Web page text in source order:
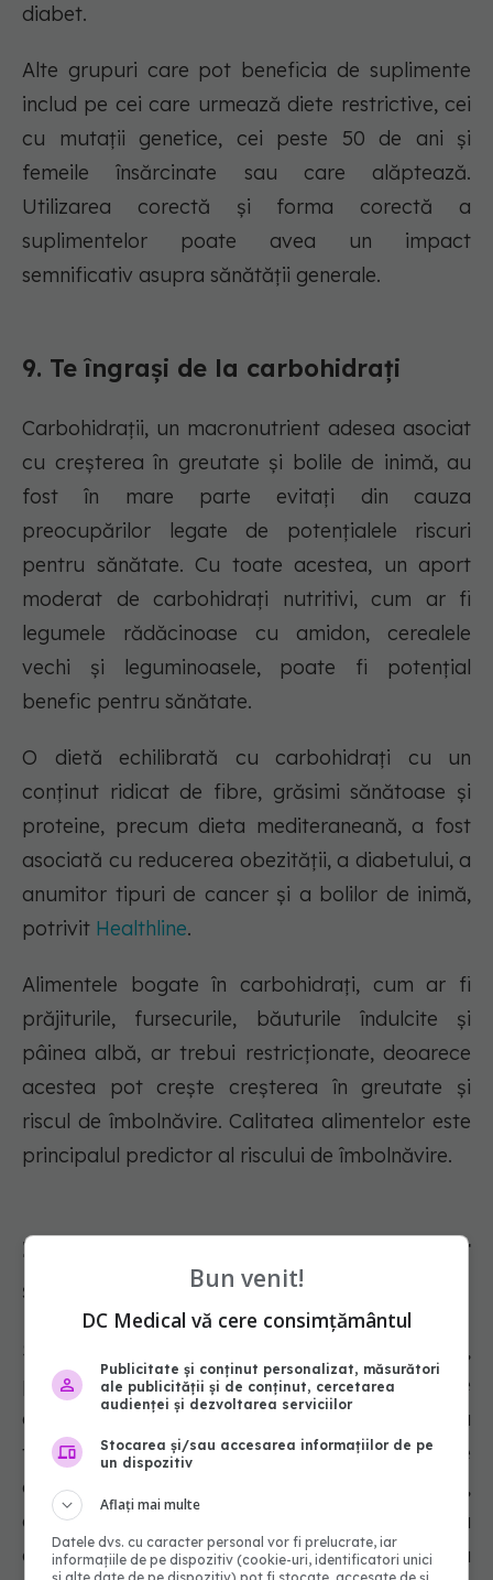
diabet.
Alte grupuri care pot beneficia de suplimente
includ pe cei care urmează diete restrictive, cei
cu mutații genetice, cei peste 50 de ani și
femeile însărcinate sau care alăptează.
Utilizarea corectă și forma corectă a
suplimentelor poate avea un impact
semnificativ asupra sănătății generale.
9. Te îngrași de la carbohidrați
Carbohidrații, un macronutrient adesea asociat
cu creșterea în greutate și bolile de inimă, au
fost în mare parte evitați din cauza
preocupărilor legate de potențialele riscuri
pentru sănătate. Cu toate acestea, un aport
moderat de carbohidrați nutritivi, cum ar fi
legumele rădăcinoase cu amidon, cerealele
vechi și leguminoasele, poate fi potențial
benefic pentru sănătate.
O dietă echilibrată cu carbohidrați cu un
conținut ridicat de fibre, grăsimi sănătoase și
proteine, precum dieta mediteraneană, a fost
asociată cu reducerea obezității, a diabetului, a
anumitor tipuri de cancer și a bolilor de inimă,
potrivit Healthline.
Alimentele bogate în carbohidrați, cum ar fi
prăjiturile, fursecurile, băuturile îndulcite și
pâinea albă, ar trebui restricționate, deoarece
acestea pot crește creșterea în greutate și
riscul de îmbolnăvire. Calitatea alimentelor este
principalul predictor al riscului de îmbolnăvire.
10. Toate smoothi-urile sunt
sănătoase
Sucurile și smoothie-urile dense în nutrienți,
preparate din legume fără amidon, pot crește
aportul de vitamine, minerale și antioxidanți. Cu
toate acestea, cele mai multe sucuri cumpărate
din magazine sunt bogate în zahăr și calorii,
ceea ce poate duce la creșterea în greutate, la
apariția cariilor dentare și la dereglarea
Bun venit!
DC Medical vă cere consimțământul
Publicitate și conținut personalizat, măsurători
ale publicității și de conținut, cercetarea
audienței și dezvoltarea serviciilor
Stocarea și/sau accesarea informațiilor de pe
un dispozitiv
Aflați mai multe
Datele dvs. cu caracter personal vor fi prelucrate, iar
informațiile de pe dispozitiv (cookie-uri, identificatori unici